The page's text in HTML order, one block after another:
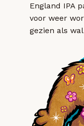
England IPA
voor weer
gezien als